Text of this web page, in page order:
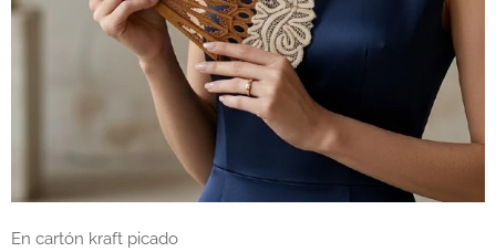
En cartón kraft picado